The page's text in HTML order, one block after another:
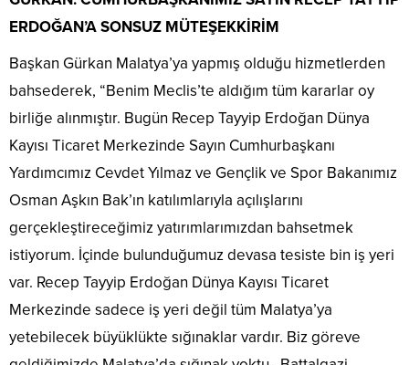
ERDOĞAN’A SONSUZ MÜTEŞEKKİRİM
Başkan Gürkan Malatya’ya yapmış olduğu hizmetlerden
bahsederek, “Benim Meclis’te aldığım tüm kararlar oy
birliğe alınmıştır. Bugün Recep Tayyip Erdoğan Dünya
Kayısı Ticaret Merkezinde Sayın Cumhurbaşkanı
Yardımcımız Cevdet Yılmaz ve Gençlik ve Spor Bakanımız
Osman Aşkın Bak’ın katılımlarıyla açılışlarını
gerçekleştireceğimiz yatırımlarımızdan bahsetmek
istiyorum. İçinde bulunduğumuz devasa tesiste bin iş yeri
var. Recep Tayyip Erdoğan Dünya Kayısı Ticaret
Merkezinde sadece iş yeri değil tüm Malatya’ya
yetebilecek büyüklükte sığınaklar vardır. Biz göreve